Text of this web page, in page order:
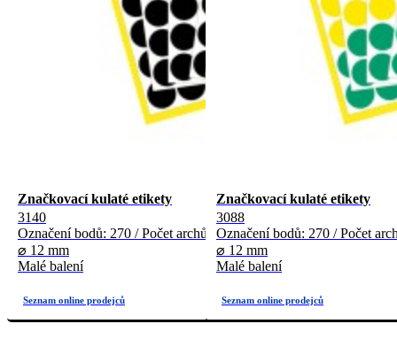
Značkovací kulaté etikety
3140
Označení bodů: 270 / Počet archů: 5
⌀ 12 mm
Malé balení
Značkovací kulaté etikety
3088
Označení bodů: 270 / Počet
⌀ 12 mm
Malé balení